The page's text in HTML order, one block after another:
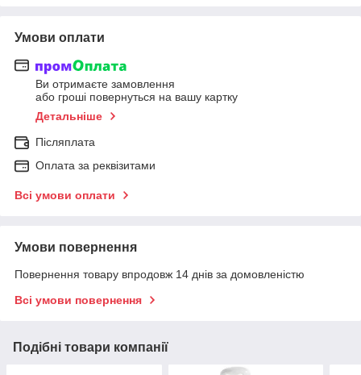
Умови оплати
Ви отримаєте замовлення
або гроші повернуться на вашу картку
Детальніше
Післяплата
Оплата за реквізитами
Всі умови оплати
Умови повернення
Повернення товару впродовж 14 днів за домовленістю
Всі умови повернення
Подібні товари компанії